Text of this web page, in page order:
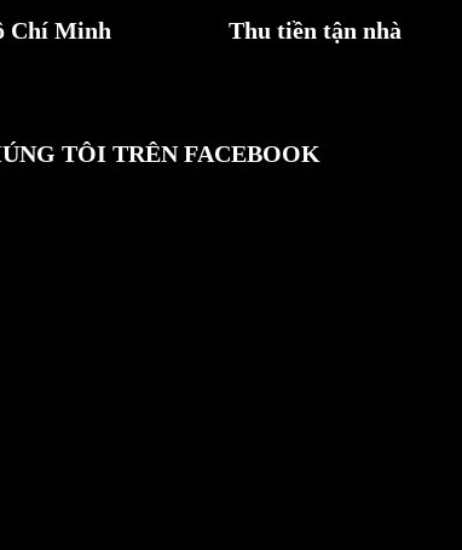
Chí Minh
Thu tiền tận nhà
TÔI TRÊN FACEBOOK